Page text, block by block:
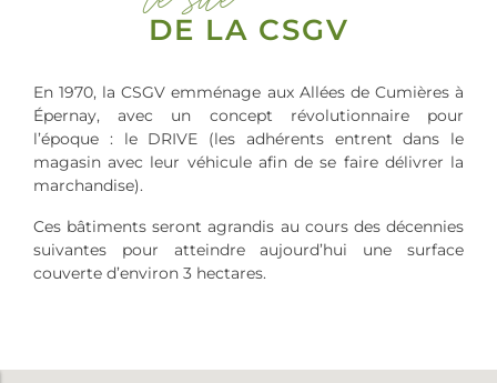
DE LA CSGV
En 1970, la CSGV emménage aux Allées de Cumières à
Épernay, avec un concept révolutionnaire pour
l’époque : le DRIVE (les adhérents entrent dans le
magasin avec leur véhicule afin de se faire délivrer la
marchandise).
Ces bâtiments seront agrandis au cours des décennies
suivantes pour atteindre aujourd’hui une surface
couverte d’environ 3 hectares.